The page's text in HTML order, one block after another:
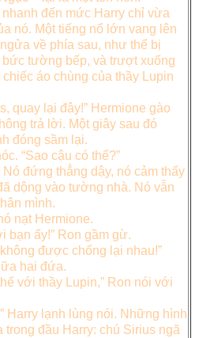
đến mức Harry chỉ vừa
nó. Một tiếng nổ lớn vang lên
về phía sau, như thể bị
tường bếp, và trượt xuống
áo chùng của thầy Lupin
quay lại đây!” Hermione gào
trả lời. Một giây sau đó
đóng sầm lại.
“Sao cậu có thể?”
Nó đứng thẳng dậy, nó cảm thấy
dộng vào tường nhà. Nó vẫn
mình.
nạt Hermione.
bạn ấy!” Ron gầm gừ.
được chống lại nhau!”
hai đứa.
với thầy Lupin,” Ron nói với
Harry lạnh lùng nói. Những hình
trong đầu Harry: chú Sirius ngã